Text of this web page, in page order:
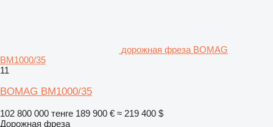
дорожная фреза BOMAG
BM1000/35
11
BOMAG BM1000/35
102 800 000 тенге 189 900 € ≈ 219 400 $
Дорожная фреза